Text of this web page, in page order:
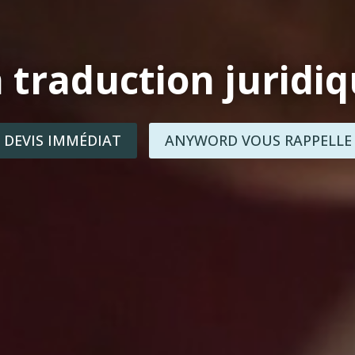
traduction
DEVIS IMMÉDIAT ANYWORD VOUS RAPPELLE